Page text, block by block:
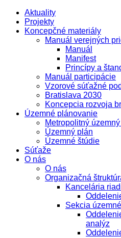
Aktuality
Projekty
Koncepčné materiály
Manuál verejných
Manuál
Manifest
Princípy a
Manuál participácie
Vzorové súťažné
Bratislava 2030
Koncepcia rozvoja
Územné plánovanie
Metropolitný
Územný plán
Územné štúdie
Súťaže
O nás
O nás
Organizačná
Kancelária
Sekcia
analýz